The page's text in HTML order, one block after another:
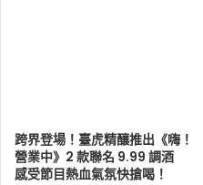
跨界登場！臺虎精釀推出《嗨！
營業中》2 款聯名 9.99 調酒
感受節目熱血氣氛快搶喝！